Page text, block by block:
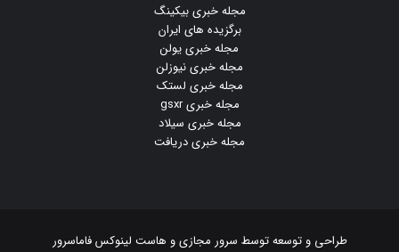
مجله خبری بیکینگ
برگزیده های ایران
مجله خبری یولن
مجله خبری نیوزلن
مجله خبری لستک
مجله خبری gsxr
مجله خبری سیلاد
مجله خبری دریافت
طراحی و توسعه توسط سرور مجازیو هاست لینوکسفاماسرور